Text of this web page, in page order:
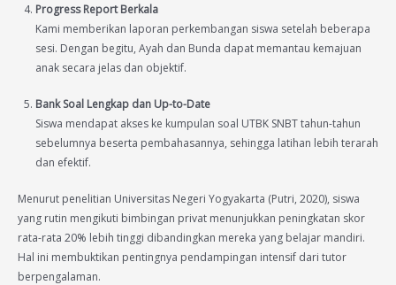
Progress Report Berkala
Kami memberikan laporan perkembangan siswa setelah beberapa
sesi. Dengan begitu, Ayah dan Bunda dapat memantau kemajuan
anak secara jelas dan objektif.
Bank Soal Lengkap dan Up-to-Date
Siswa mendapat akses ke kumpulan soal UTBK SNBT tahun-tahun
sebelumnya beserta pembahasannya, sehingga latihan lebih terarah
dan efektif.
Menurut penelitian Universitas Negeri Yogyakarta (Putri, 2020), siswa
yang rutin mengikuti bimbingan privat menunjukkan peningkatan skor
rata-rata 20% lebih tinggi dibandingkan mereka yang belajar mandiri.
Hal ini membuktikan pentingnya pendampingan intensif dari tutor
berpengalaman.